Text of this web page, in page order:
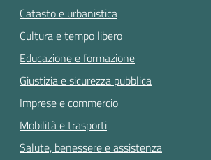
Catasto e urbanistica
Cultura e tempo libero
Educazione e formazione
Giustizia e sicurezza pubblica
Imprese e commercio
Mobilità e trasporti
Salute, benessere e assistenza